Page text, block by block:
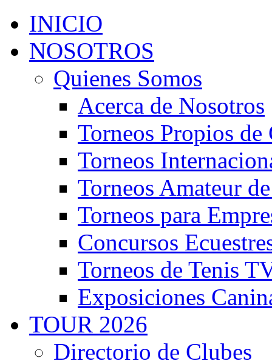
INICIO
NOSOTROS
Quienes Somos
Acerca de Nosotros
Torneos Propios
Torneos
Torneos Amateur
Torneos para
Concursos
Torneos de Tenis
Exposiciones
TOUR 2026
Directorio de Clubes